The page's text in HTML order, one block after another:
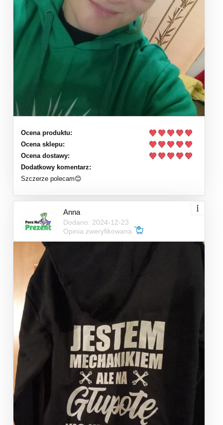
Ocena produktu:
Ocena sklepu:
Ocena dostawy:
Dodatkowy komentarz:
Szczerze polecam😊
Anna
Dodano: 2024-12-23
Opinia zweryfikowana